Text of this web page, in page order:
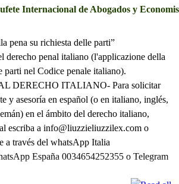
Internacional de Abogados y
pena su richiesta delle parti”
derecho penal italiano (l'applicazione della
parti nel Codice penale italiano).
DERECHO ITALIANO- Para solicitar
y asesoría en español (o en italiano, inglés,
en el ámbito del derecho italiano,
escriba a info@liuzzieliuzzilex.com o
a través del whatsApp Italia
España 0034654252355 o Telegram